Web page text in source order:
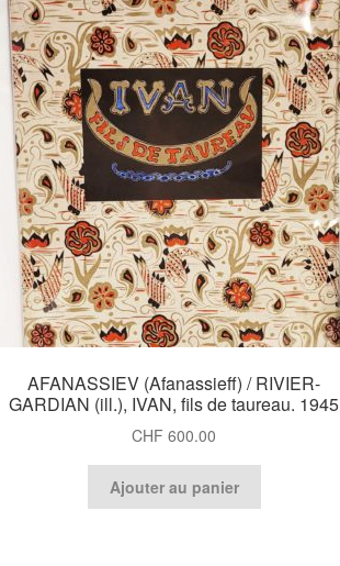
AFANASSIEV (Afanassieff) / RIVIER-
GARDIAN (ill.), IVAN, fils de taureau. 1945
CHF 600.00
Ajouter au panier